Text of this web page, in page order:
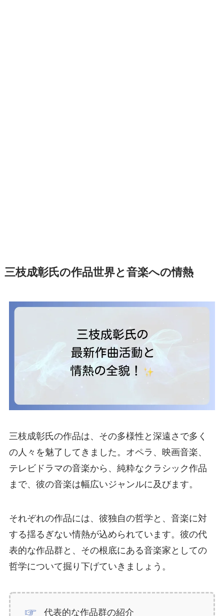
三枝成彰氏の作品世界と音楽への情熱
三枝成彰氏の作品は、その多様性と深遠さで多く
の人々を魅了してきました。オペラ、映画音楽、
テレビドラマの音楽から、純粋なクラシック作品
まで、彼の音楽は幅広いジャンルに及びます。
それぞれの作品には、彼独自の哲学と、音楽に対
する揺るぎない情熱が込められています。彼の代
表的な作品群と、その根底にある音楽家としての
哲学について掘り下げていきましょう。
代表的な作品群の紹介